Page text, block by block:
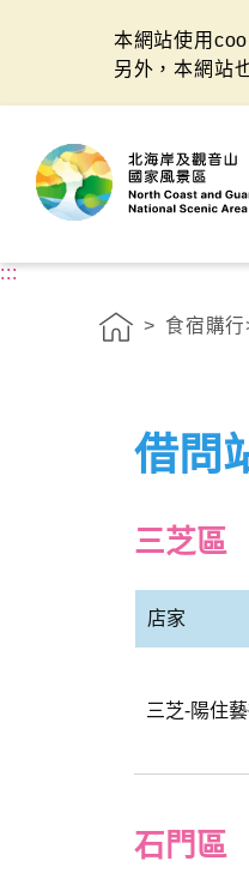
本網站使用
另外，本網站
:::
食宿購行
借問
三芝區
店家
三芝-陽住
石門區